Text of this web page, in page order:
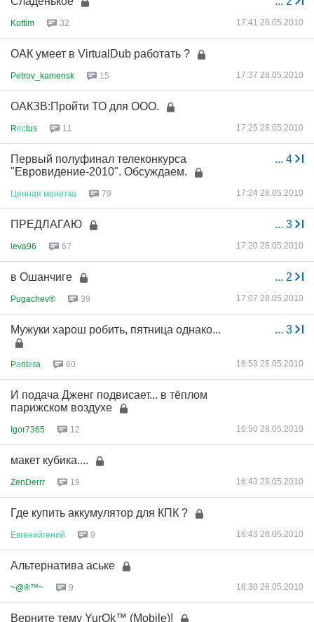
Kottim 32 17:41 28.05.2010
ОАК умеет в VirtualDub работать ?
Petrov_kamensk 15 17:37 28.05.2010
ОАКЗВ:Пройти ТО для ООО.
Rесtus 11 17:25 28.05.2010
... 4
Первый полуфинал телеконкурса
"Евровидение-2010". Обсуждаем.
Ценная монетка 79 17:24 28.05.2010
... 3
ПРЕДЛАГАЮ
leva96 67 17:20 28.05.2010
... 2
в Ошанчиге
Pugachev® 39 17:07 28.05.2010
... 3
Мужуки харош робить, пятница однако...
Pаntеra 60 16:53 28.05.2010
И подача Дженг подвисает... в тёплом
парижском воздухе
Igor7365 12 16:50 28.05.2010
макет кубика....
ZenDerrr 19 16:43 28.05.2010
Где купить аккумулятор для КПК ?
Евгенийгений 9 16:43 28.05.2010
Альтернатива аське
~@®™~ 9 16:30 28.05.2010
Верните тему YurOk™ (Mobile)!